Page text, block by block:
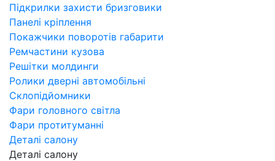
Підкрилки захисти бризговики
Панелі кріплення
Покажчики поворотів габарити
Ремчастини кузова
Решітки молдинги
Ролики дверні автомобільні
Склопідйомники
Фари головного світла
Фари протитуманні
Деталі салону
Деталі салону